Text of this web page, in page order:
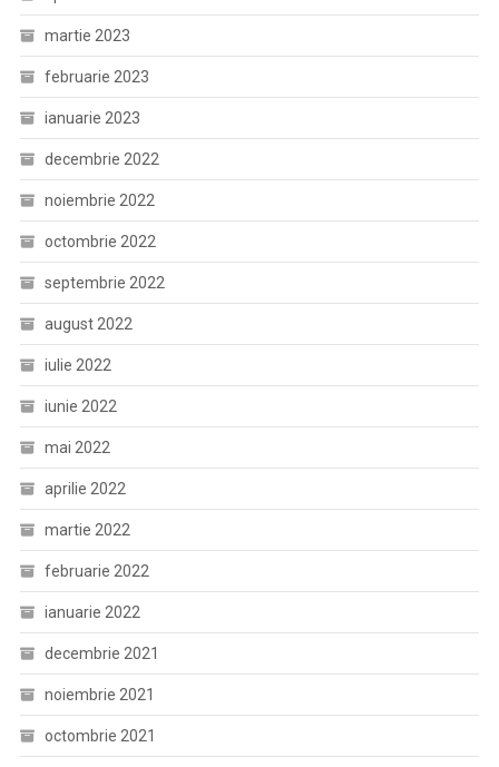
martie 2023
februarie 2023
ianuarie 2023
decembrie 2022
noiembrie 2022
octombrie 2022
septembrie 2022
august 2022
iulie 2022
iunie 2022
mai 2022
aprilie 2022
martie 2022
februarie 2022
ianuarie 2022
decembrie 2021
noiembrie 2021
octombrie 2021